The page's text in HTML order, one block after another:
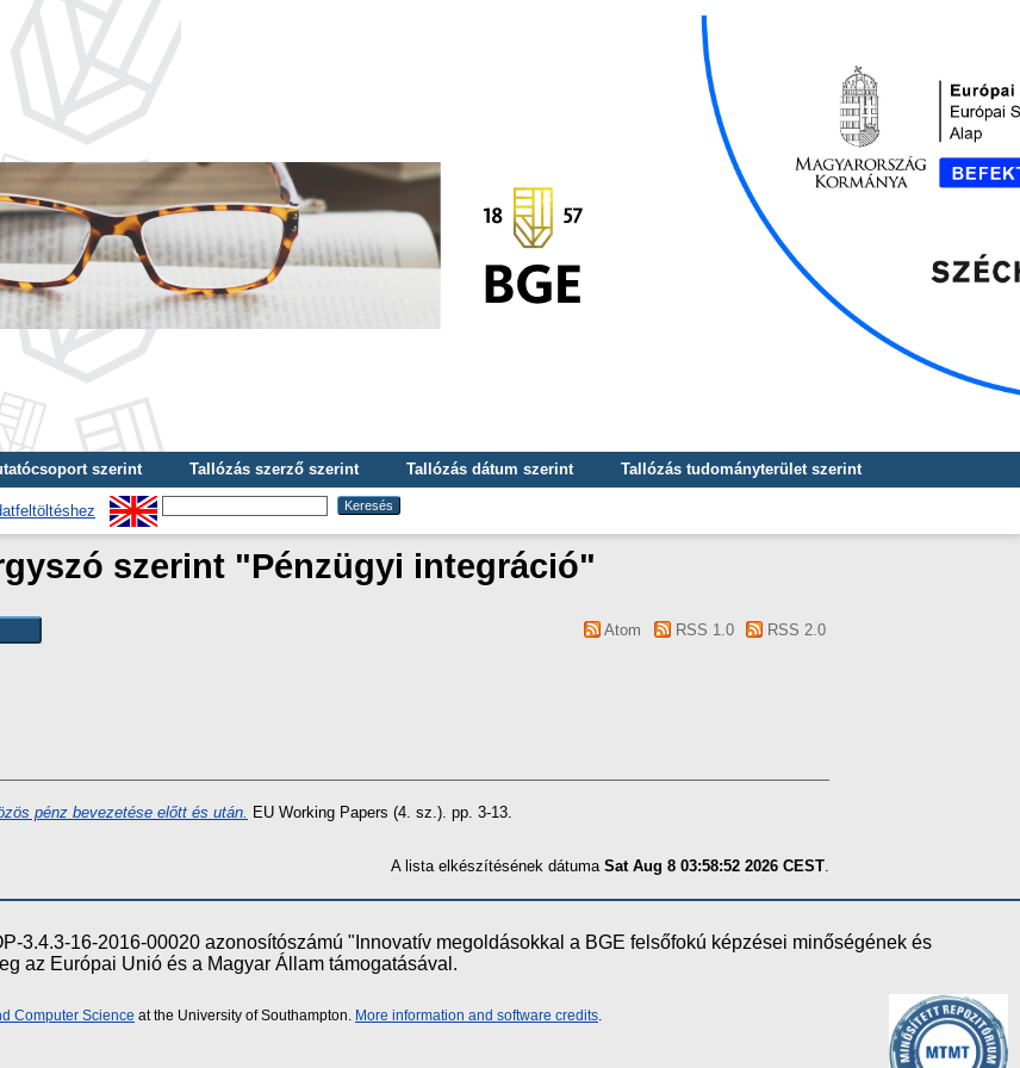
szerint Tallózás szerző szerint Tallózás dátum szerint
Tallózás tudományterület szerint
szerint "Pénzügyi integráció"
Atom RSS 1.0
RSS 2.0
pénz bevezetése előtt és után. EU Working Papers (4. sz.). pp. 3-13.
A lista elkészítésének dátuma Sat Aug 8 03:58:52 2026 CEST.
3.4.3-16-2016-00020 azonosítószámú "Innovatív megoldásokkal a BGE felsőfokú képzései minőségének és
az Európai Unió és a Magyar Állam támogatásával.
Computer Science at the University of Southampton. More information and software credits